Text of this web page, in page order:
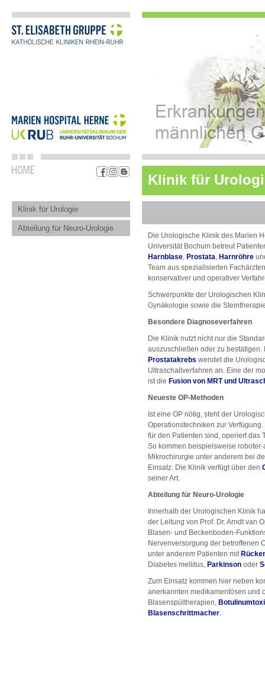
Klinik für
Klinik für Urologie
Abteilung für Neuro-Urologie
Die Urologische Klinik des Marien
Universität Bochum betreut
Harnblase, Prostata, Harnröhre
Team aus spezialisierten
konservativer und operativer
Schwerpunkte der Urologischen
Gynäkologie sowie die
Besondere Diagnoseverfahren
Die Klinik nutzt nicht nur die
auszuschließen oder zu
Prostatakrebs wendet die
Ultraschallverfahren an. Eine der
ist die Fusion von MRT und
Neueste OP-Methoden
Ist eine OP nötig, steht der
Operationstechniken zur
für den Patienten sind, operiert das
So kommen beispielsweise
Mikrochirurgie unter anderem bei
Einsatz. Die Klinik verfügt über den
seiner Art.
Abteilung für Neuro-Urologie
Innerhalb der Urologischen Klinik
der Leitung von Prof. Dr. Arndt van
Blasen- und Beckenboden-
Nervenversorgung der betroffenen
unter anderem Patienten mit
Diabetes mellitus, Parkinson oder
Zum Einsatz kommen hier neben
anerkannten medikamentösen und
Blasenspültherapien,
Blasenschrittmacher.